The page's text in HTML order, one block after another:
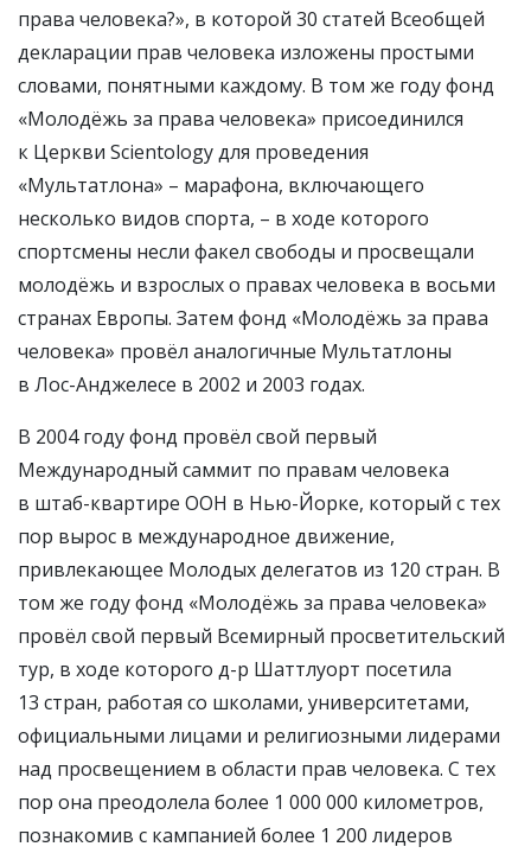
права человека?», в которой 30 статей Всеобщей
декларации прав человека изложены простыми
словами, понятными каждому. В том же году фонд
«Молодёжь за права человека» присоединился
к Церкви Scientology для проведения
«Мультатлона» – марафона, включающего
несколько видов спорта, – в ходе которого
спортсмены несли факел свободы и просвещали
молодёжь и взрослых о правах человека в восьми
странах Европы. Затем фонд «Молодёжь за права
человека» провёл аналогичные Мультатлоны
в Лос-Анджелесе в 2002 и 2003 годах.
В 2004 году фонд провёл свой первый
Международный саммит по правам человека
в штаб-квартире ООН в Нью-Йорке, который с тех
пор вырос в международное движение,
привлекающее Молодых делегатов из 120 стран. В
том же году фонд «Молодёжь за права человека»
провёл свой первый Всемирный просветительский
тур, в ходе которого д-р Шаттлуорт посетила
13 стран, работая со школами, университетами,
официальными лицами и религиозными лидерами
над просвещением в области прав человека. С тех
пор она преодолела более 1 000 000 километров,
познакомив с кампанией более 1 200 лидеров